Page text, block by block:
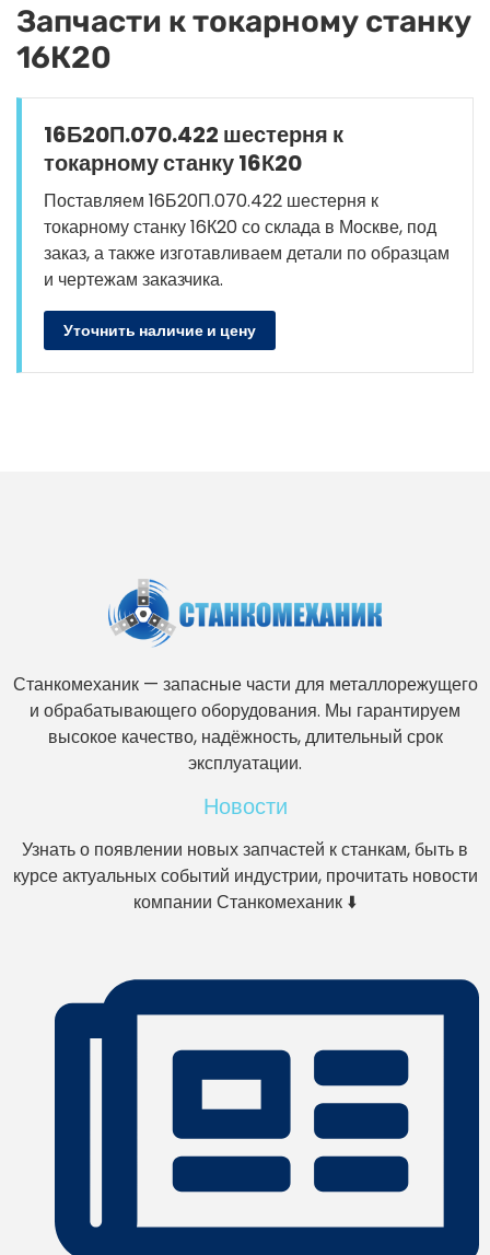
Запчасти к токарному станку
16К20
16Б20П.070.422 шестерня к
токарному станку 16К20
Поставляем 16Б20П.070.422 шестерня к
токарному станку 16К20 со склада в Москве, под
заказ, а также изготавливаем детали по образцам
и чертежам заказчика.
Уточнить наличие и цену
Станкомеханик — запасные части для металлорежущего
и обрабатывающего оборудования. Мы гарантируем
высокое качество, надёжность, длительный срок
эксплуатации.
Новости
Узнать о появлении новых запчастей к станкам, быть в
курсе актуальных событий индустрии, прочитать новости
компании Станкомеханик ⬇️